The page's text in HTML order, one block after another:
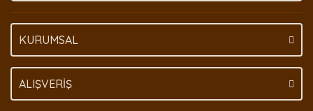
KURUMSAL
ALIŞVERİŞ